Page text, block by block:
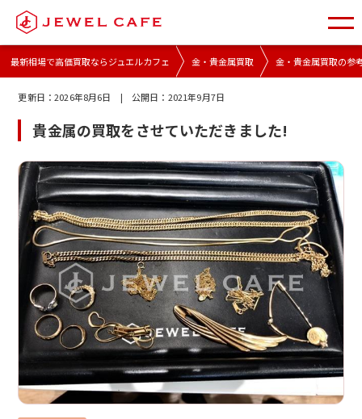
最新相場で高価買取ならジュエルカフェ 金・貴金属買取 金・貴金属買取の参
更新日：2026年8月6日 | 公開日： 2021年9月7日
貴金属の買取をさせていただきました!